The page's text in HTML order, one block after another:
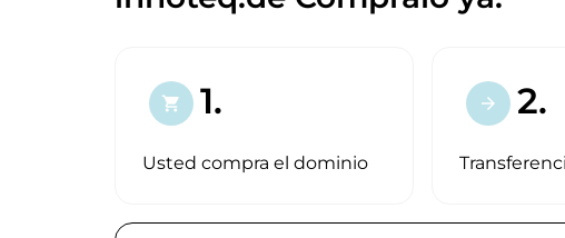
shopping_cart 1.
Usted compra el dominio
arrow_forward 2.